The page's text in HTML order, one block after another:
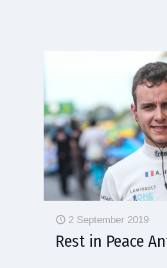
2 September 2019
Rest in Peace